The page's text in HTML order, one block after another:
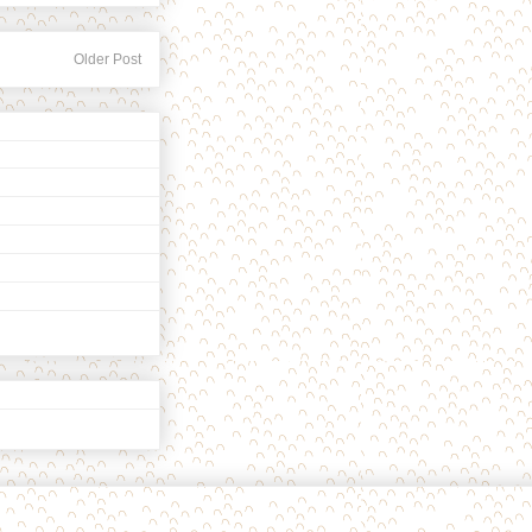
Older Post